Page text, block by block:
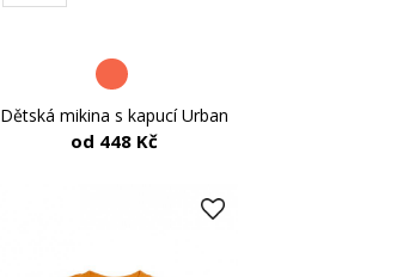
Dětská mikina s kapucí Urban
od 448 Kč